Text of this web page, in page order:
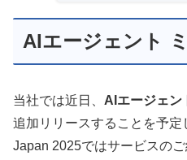
AIエージェント
当社では近日、 AIエージェン
追加リリースすることを予
Japan 2025ではサービスの